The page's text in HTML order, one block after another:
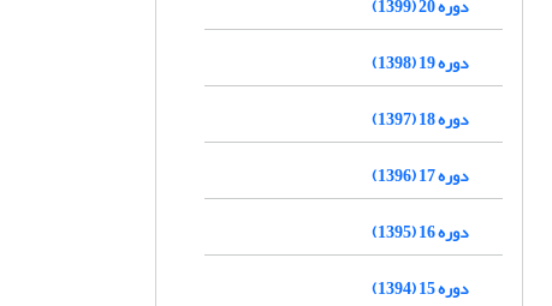
دوره 19 (1398)
دوره 18 (1397)
دوره 17 (1396)
دوره 16 (1395)
دوره 15 (1394)